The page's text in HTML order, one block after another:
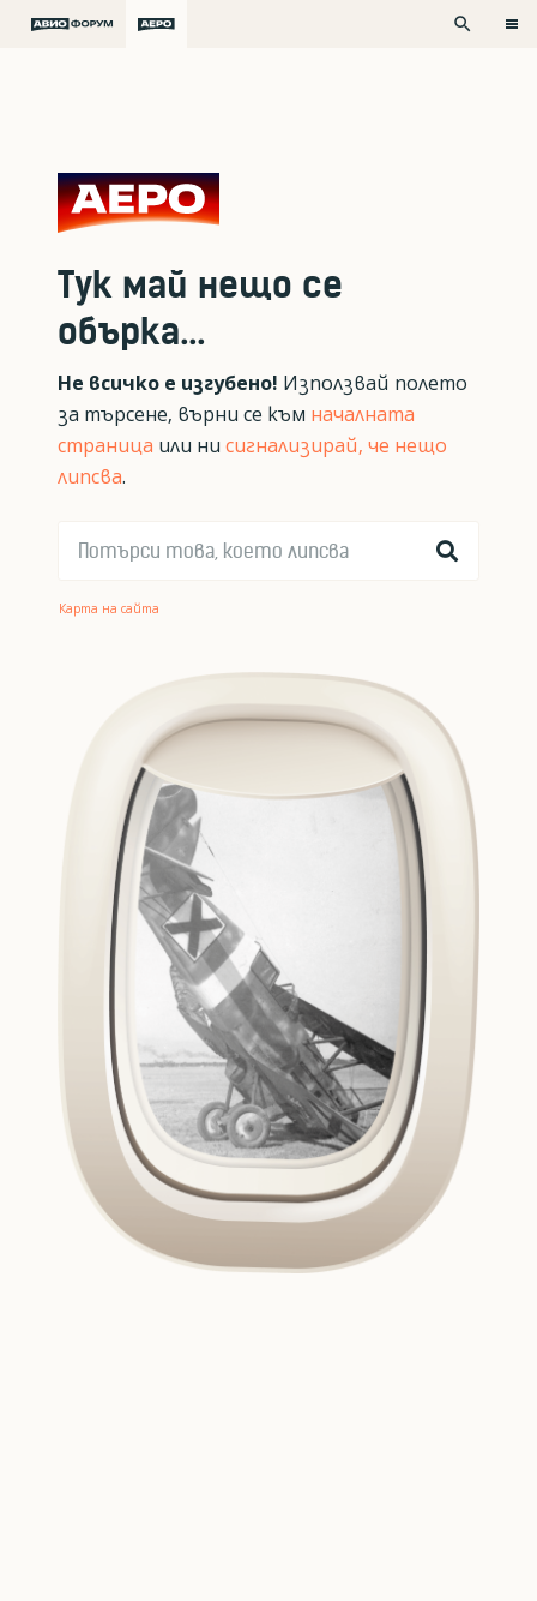
search
Тук май нещо се
обърка...
Не всичко е изгубено! Използвай полето
за търсене, върни се към началната
страница или ни сигнализирай, че нещо
липсва.
Карта на сайта